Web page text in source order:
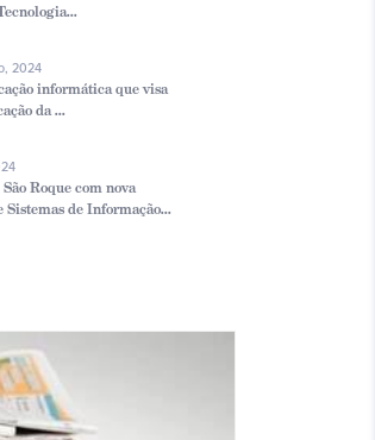
2024
informática que visa
da ...
Roque com nova
Sistemas de Informação...